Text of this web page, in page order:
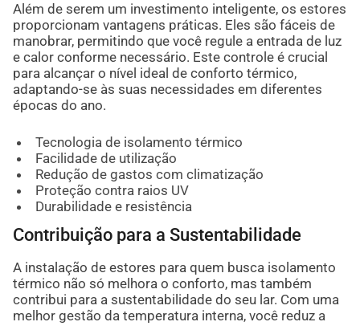
Além de serem um investimento inteligente, os estores
proporcionam vantagens práticas. Eles são fáceis de
manobrar, permitindo que você regule a entrada de luz
e calor conforme necessário. Este controle é crucial
para alcançar o nível ideal de conforto térmico,
adaptando-se às suas necessidades em diferentes
épocas do ano.
Tecnologia de isolamento térmico
Facilidade de utilização
Redução de gastos com climatização
Proteção contra raios UV
Durabilidade e resistência
Contribuição para a Sustentabilidade
A instalação de estores para quem busca isolamento
térmico não só melhora o conforto, mas também
contribui para a sustentabilidade do seu lar. Com uma
melhor gestão da temperatura interna, você reduz a